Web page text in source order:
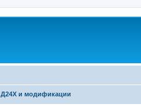
Д24Х и модификации